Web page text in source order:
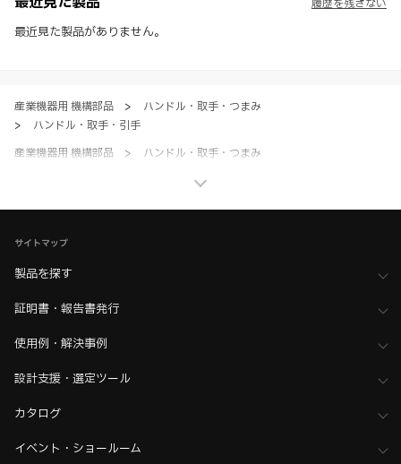
※ 本WEBサイト製品情報のご利用にあたっては、WEBサイト利用規
約、プライバシーポリシー、製品情報ガイドをご確認いただき、内容の
最近見た製品がありません。
履歴を残さない
産業機器用 機構部品 >
ハンドル・取手・つまみ
>
ハンドル・取手・引手
産業機器用 機構部品
>
ハンドル・取手・つまみ
>
DIRAK：アクセサリー 一覧
サイトマップ
製品を探す
証明書・報告書発行
使用例・解決事例
設計支援・選定ツール
カタログ
イベント・ショールーム